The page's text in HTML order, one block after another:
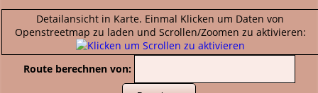
Detailansicht in Karte. Einmal Klicken um Daten von
Openstreetmap zu laden und Scrollen/Zoomen zu aktivieren:
Route berechnen von: